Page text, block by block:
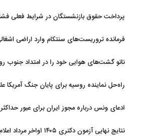
پرداخت حقوق بازنشستگان در شرایط فعلی
فرمانده تروریست‌های سنتکام وارد اراضی
ناتو گشت‌های هوایی خود را در امتداد جنوب
راه‌حل نماینده روسیه برای پایان جنگ آمریکا
ادعای ونس درباره مجوز ایران برای عبور
نتایج نهایی آزمون دکتری ۱۴۰۵ اواخر مرداد اعلام می‌شود